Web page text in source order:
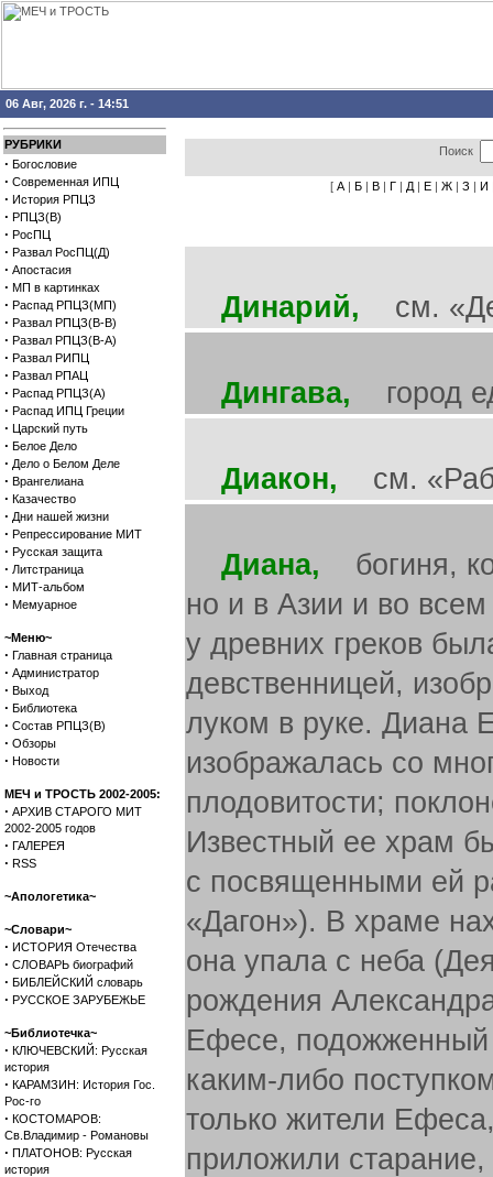
06 Авг, 2026 г. - 14:51
РУБРИКИ
· Богословие
· Современная ИПЦ
· История РПЦЗ
· РПЦЗ(В)
· РосПЦ
· Развал РосПЦ(Д)
· Апостасия
· МП в картинках
· Распад РПЦЗ(МП)
· Развал РПЦЗ(В-В)
· Развал РПЦЗ(В-А)
· Развал РИПЦ
· Развал РПАЦ
· Распад РПЦЗ(А)
· Распад ИПЦ Греции
· Царский путь
· Белое Дело
· Дело о Белом Деле
· Врангелиана
· Казачество
· Дни нашей жизни
· Репрессирование МИТ
· Русская защита
· Литстраница
· МИТ-альбом
· Мемуарное
~Меню~
· Главная страница
· Администратор
· Выход
· Библиотека
· Состав РПЦЗ(В)
· Обзоры
· Новости
МЕЧ и ТРОСТЬ 2002-2005:
· АРХИВ СТАРОГО МИТ
2002-2005 годов
· ГАЛЕРЕЯ
· RSS
~Апологетика~
~Словари~
· ИСТОРИЯ Отечества
· СЛОВАРЬ биографий
· БИБЛЕЙСКИЙ словарь
· РУССКОЕ ЗАРУБЕЖЬЕ
~Библиотечка~
· КЛЮЧЕВСКИЙ: Русская
история
· КАРАМЗИН: История Гос.
Рос-го
· КОСТОМАРОВ:
Св.Владимир - Романовы
· ПЛАТОНОВ: Русская
история
Поиск
[ А | Б | В | Г | Д | Е | Ж | З | И
Динарий, см.
Дингава, город
Диакон, см.
Диана, богиня,
но и в Азии и во
у древних греков
девственницей,
луком в руке. Диана
изображалась со
плодовитости;
Известный ее храм
с посвященными ей
«Дагон»). В храме
она упала с неба
рождения
Ефесе,
каким-либо
только жители
приложили